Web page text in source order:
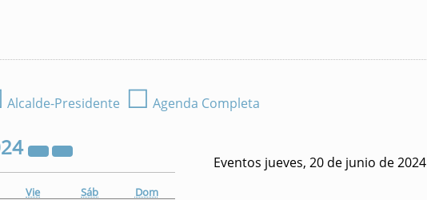
Alcalde-Presidente ☐ Agenda Completa
Vie Sáb Dom
Eventos jueves, 20 de junio de 2024